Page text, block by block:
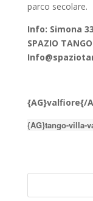
parco secolare.
Info: Simona
SPAZIO
{AG}valfiore{/
{AG}tango-villa-